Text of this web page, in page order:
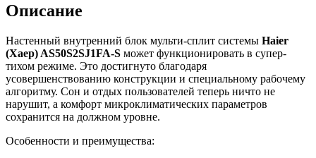
Описание
Настенный внутренний блок мульти-сплит системы Haier
(Хаер) AS50S2SJ1FA-S может функционировать в супер-
тихом режиме. Это достигнуто благодаря
усовершенствованию конструкции и специальному рабочему
алгоритму. Сон и отдых пользователей теперь ничто не
нарушит, а комфорт микроклиматических параметров
сохранится на должном уровне.
Особенности и преимущества: